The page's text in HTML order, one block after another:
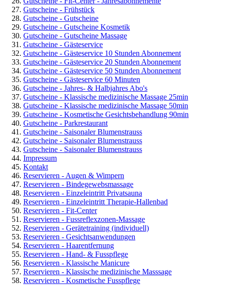
Gutscheine - Frühstück
Gutscheine - Gutscheine
Gutscheine - Gutscheine Kosmetik
Gutscheine - Gutscheine Massage
Gutscheine - Gästeservice
Gutscheine - Gästeservice 10 Stunden Abonnement
Gutscheine - Gästeservice 20 Stunden Abonnement
Gutscheine - Gästeservice 50 Stunden Abonnement
Gutscheine - Gästeservice 60 Minuten
Gutscheine - Jahres- & Halbjahres Abo's
Gutscheine - Klassische medizinische Massage 25min
Gutscheine - Klassische medizinische Massage 50min
Gutscheine - Kosmetische Gesichtsbehandlung 90min
Gutscheine - Parkrestaurant
Gutscheine - Saisonaler Blumenstrauss
Gutscheine - Saisonaler Blumenstrauss
Gutscheine - Saisonaler Blumenstrauss
Impressum
Kontakt
Reservieren - Augen & Wimpern
Reservieren - Bindegewebsmassage
Reservieren - Einzeleintritt Privatsauna
Reservieren - Einzeleintritt Therapie-Hallenbad
Reservieren - Fit-Center
Reservieren - Fussreflexzonen-Massage
Reservieren - Gerätetraining (individuell)
Reservieren - Gesichtsanwendungen
Reservieren - Haarentfernung
Reservieren - Hand- & Fusspflege
Reservieren - Klassische Manicure
Reservieren - Klassische medizinische Masssage
Reservieren - Kosmetische Fusspflege